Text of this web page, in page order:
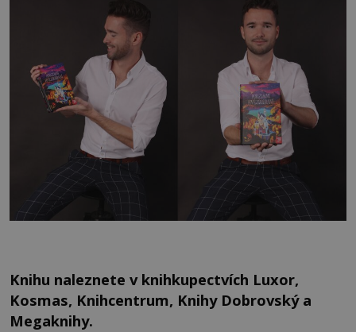
Knihu naleznete v knihkupectvích Luxor,
Kosmas, Knihcentrum, Knihy Dobrovský a
Megaknihy.